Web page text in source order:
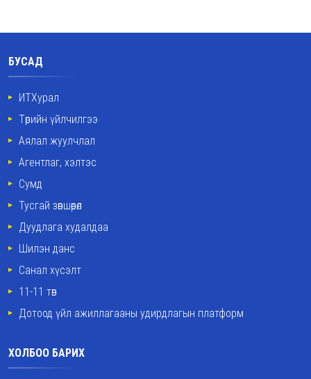
БУСАД
ИТХурал
Төрийн үйлчилгээ
Аялал жуулчлал
Агентлаг, хэлтэс
Сумд
Тусгай зөвшөөрөл
Дуудлага худалдаа
Шилэн данс
Санал хүсэлт
11-11 төв
Дотоод үйл ажиллагааны удирдлагын платформ
ХОЛБОО БАРИХ